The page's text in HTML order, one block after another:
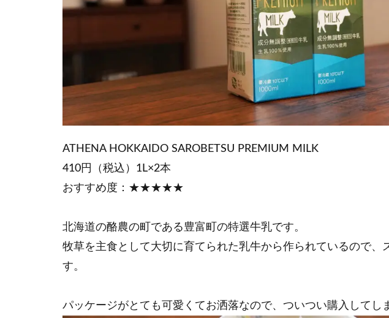
ATHENA HOKKAIDO SAROBETSU PREMIUM MILK
410円（税込）1L×2本
おすすめ度：★★★★★
北海道の酪農の町である豊富町の特選牛乳です。
牧草を主食として大切に育てられた乳牛から作られているので、
す。
パッケージがとても可愛くてお洒落なので、ついつい購入してし